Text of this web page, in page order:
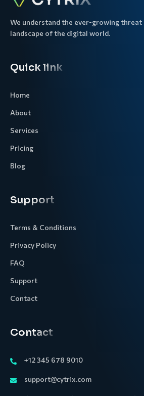
We understand the ever-growing threat
landscape of the digital world.
Quick link
Home
About
Services
Pricing
Blog
Support
Terms & Conditions
Privacy Policy
FAQ
Support
Contact
Contact
+12 345 678 9010
support@cytrix.com